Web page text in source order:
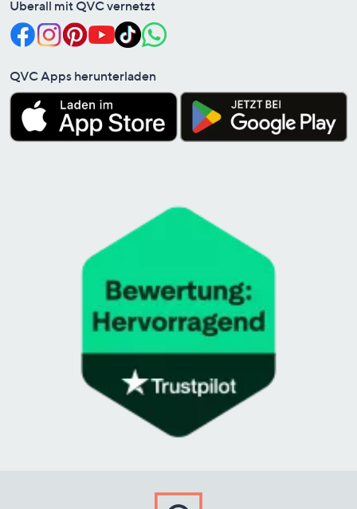
Überall mit QVC vernetzt
QVC Apps herunterladen